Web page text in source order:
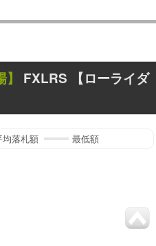
FXLRS 【ローライダ
均落札額 最低額